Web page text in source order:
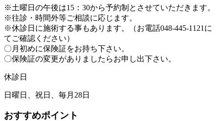
※土曜日の午後は15：30から予約制とさせていただきます。
※往診・時間外等ご相談に応じます。
※休診日に施術する事もあります。（お電話048-445-1121に
てご確認ください）
〇月初めに保険証をお持ち下さい。
〇保険証の変更がありましたらお申し出下さい。
休診日
日曜日、祝日、毎月28日
おすすめポイント